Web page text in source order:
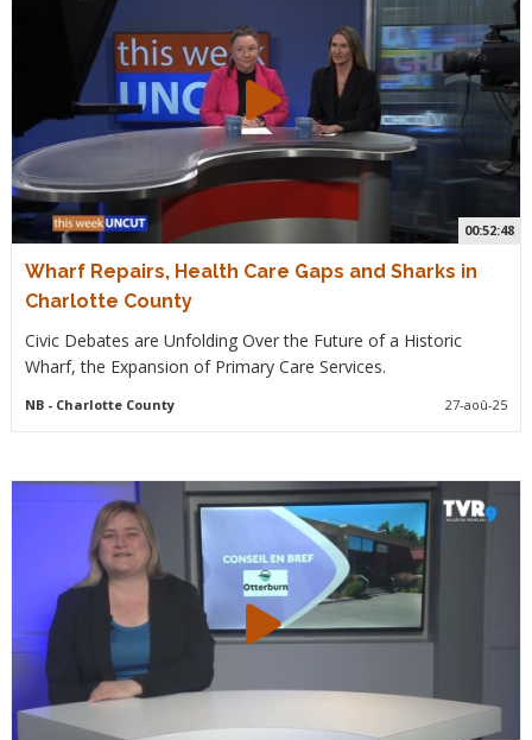
00:52:48
Wharf Repairs, Health Care Gaps and Sharks in
Charlotte County
Civic Debates are Unfolding Over the Future of a Historic
Wharf, the Expansion of Primary Care Services.
NB- Charlotte County 27-aoû-25